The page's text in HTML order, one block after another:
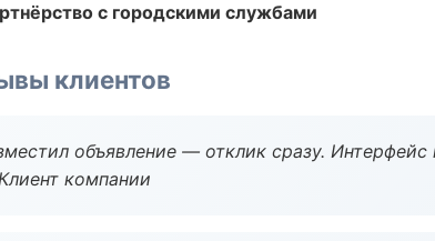
с городскими службами
клиентов
объявление — отклик сразу. Интерфейс
компании